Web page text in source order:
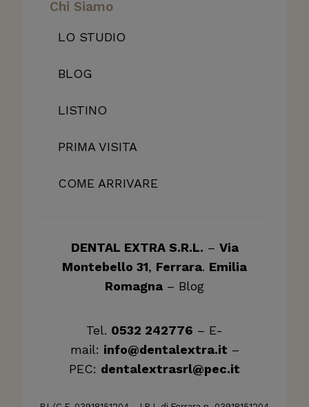
Chi Siamo
LO STUDIO
BLOG
LISTINO
PRIMA VISITA
COME ARRIVARE
DENTAL EXTRA S.R.L. – Via
Montebello 31, Ferrara. Emilia
Romagna – Blog
Tel. 0532 242776 – E-
mail: info@dentalextra.it –
PEC: dentalextrasrl@pec.it